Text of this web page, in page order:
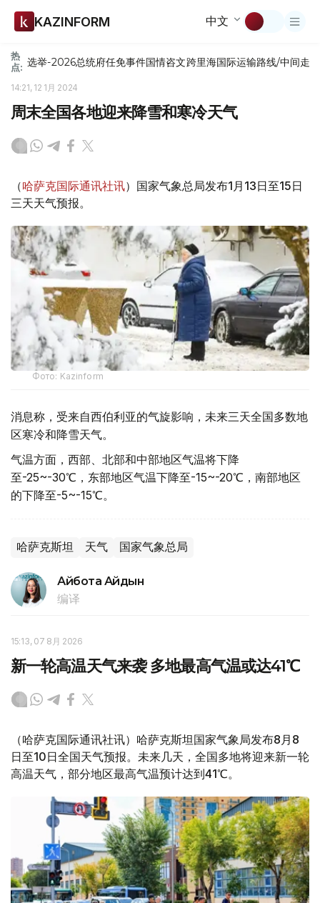
KAZINFORM 中文
热
点: 选举-2026总统府任免事件国情咨文跨里海国际运输路线/中间走廊
14:21, 12 1月 2024
周末全国各地迎来降雪和寒冷天气
（哈萨克国际通讯社讯）国家气象总局发布1月13日至15日
三天天气预报。
Фото: Kazinform
消息称，受来自西伯利亚的气旋影响，未来三天全国多数地
区寒冷和降雪天气。
气温方面，西部、北部和中部地区气温将下降
至-25~-30℃，东部地区气温下降至-15~-20℃，南部地区
的下降至-5~-15℃。
哈萨克斯坦 天气 国家气象总局
Айбота Айдын
编译
15:13, 07 8月 2026
新一轮高温天气来袭 多地最高气温或达41℃
（哈萨克国际通讯社讯）哈萨克斯坦国家气象局发布8月8
日至10日全国天气预报。未来几天，全国多地将迎来新一轮
高温天气，部分地区最高气温预计达到41℃。